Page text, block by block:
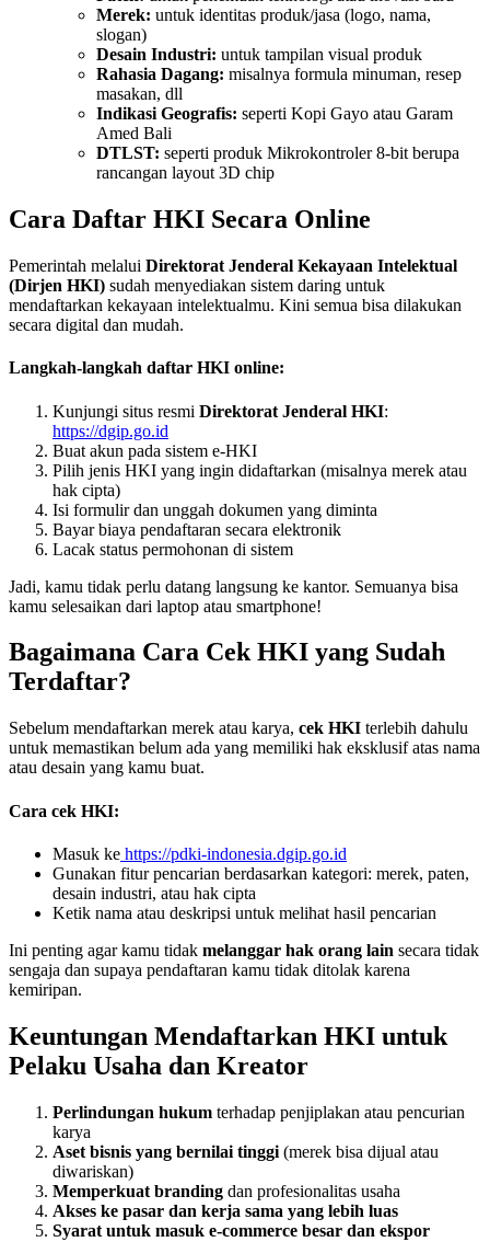
Merek: untuk identitas produk/jasa (logo, nama,
slogan)
Desain Industri: untuk tampilan visual produk
Rahasia Dagang: misalnya formula minuman, resep
masakan, dll
Indikasi Geografis: seperti Kopi Gayo atau Garam
Amed Bali
DTLST: seperti produk Mikrokontroler 8-bit berupa
rancangan layout 3D chip
Cara Daftar HKI Secara Online
Pemerintah melalui Direktorat Jenderal Kekayaan Intelektual
(Dirjen HKI) sudah menyediakan sistem daring untuk
mendaftarkan kekayaan intelektualmu. Kini semua bisa dilakukan
secara digital dan mudah.
Langkah-langkah daftar HKI online:
Kunjungi situs resmi Direktorat Jenderal HKI:
https://dgip.go.id
Buat akun pada sistem e-HKI
Pilih jenis HKI yang ingin didaftarkan (misalnya merek atau
hak cipta)
Isi formulir dan unggah dokumen yang diminta
Bayar biaya pendaftaran secara elektronik
Lacak status permohonan di sistem
Jadi, kamu tidak perlu datang langsung ke kantor. Semuanya bisa
kamu selesaikan dari laptop atau smartphone!
Bagaimana Cara Cek HKI yang Sudah
Terdaftar?
Sebelum mendaftarkan merek atau karya, cek HKI terlebih dahulu
untuk memastikan belum ada yang memiliki hak eksklusif atas nama
atau desain yang kamu buat.
Cara cek HKI:
Masuk ke https://pdki-indonesia.dgip.go.id
Gunakan fitur pencarian berdasarkan kategori: merek, paten,
desain industri, atau hak cipta
Ketik nama atau deskripsi untuk melihat hasil pencarian
Ini penting agar kamu tidak melanggar hak orang lain secara tidak
sengaja dan supaya pendaftaran kamu tidak ditolak karena
kemiripan.
Keuntungan Mendaftarkan HKI untuk
Pelaku Usaha dan Kreator
Perlindungan hukum terhadap penjiplakan atau pencurian
karya
Aset bisnis yang bernilai tinggi (merek bisa dijual atau
diwariskan)
Memperkuat branding dan profesionalitas usaha
Akses ke pasar dan kerja sama yang lebih luas
Syarat untuk masuk e-commerce besar dan ekspor